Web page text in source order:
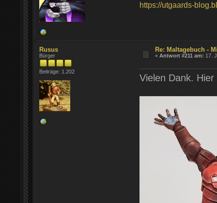
https://utgaards-
Rusus
Bürger
Beiträge: 1.202
Re: Maltagebuch -
«Antwort #211 am: 17.
Vielen Dank.